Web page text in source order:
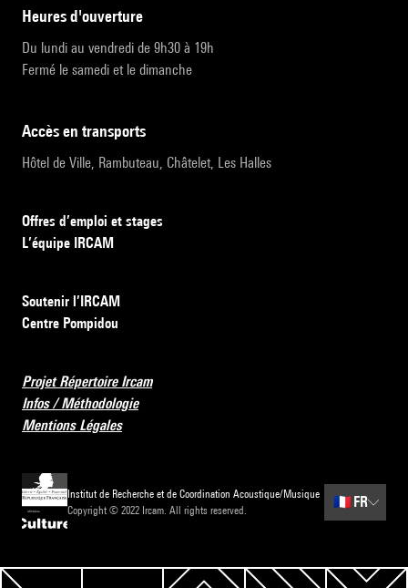
heures d'ouverture
Du lundi au vendredi de 9h30 à 19h
Fermé le samedi et le dimanche
accès en transports
Hôtel de Ville, Rambuteau, Châtelet, Les Halles
Offres d’emploi et stages
L’équipe IRCAM
Soutenir l’IRCAM
Centre Pompidou
Projet Répertoire Ircam
Infos / Méthodologie
Mentions Légales
Institut de Recherche et de Coordination Acoustique/Musique
Copyright © 2022 Ircam. All rights reserved.
🇫🇷 FR